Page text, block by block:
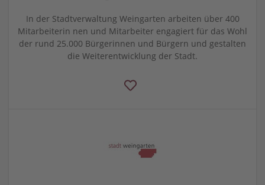
In der Stadtverwaltung Weingarten arbeiten über 400
Mitarbeiterin nen und Mitarbeiter engagiert für das Wohl
der rund 25.000 Bürgerinnen und Bürgern und gestalten
die Weiterentwicklung der Stadt.